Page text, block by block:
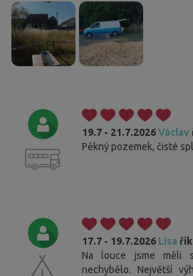
19.7 - 21.7.2026Václav
Pěkný pozemek, čisté
17.7 - 19.7.2026 Lisa
Na louce jsme měli
nechybělo. Největší